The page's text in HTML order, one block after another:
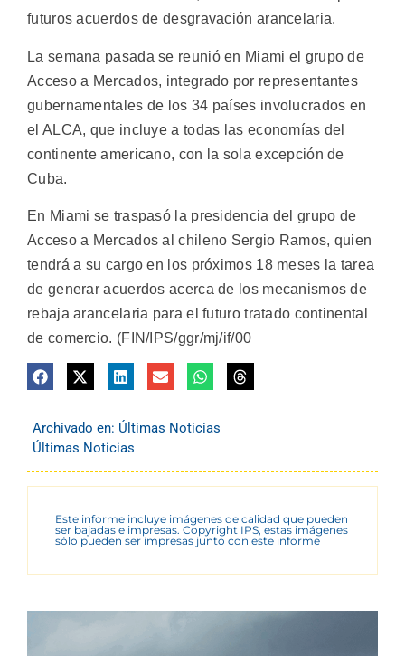
futuros acuerdos de desgravación arancelaria.
La semana pasada se reunió en Miami el grupo de
Acceso a Mercados, integrado por representantes
gubernamentales de los 34 países involucrados en
el ALCA, que incluye a todas las economías del
continente americano, con la sola excepción de
Cuba.
En Miami se traspasó la presidencia del grupo de
Acceso a Mercados al chileno Sergio Ramos, quien
tendrá a su cargo en los próximos 18 meses la tarea
de generar acuerdos acerca de los mecanismos de
rebaja arancelaria para el futuro tratado continental
de comercio. (FIN/IPS/ggr/mj/if/00
Archivado en: Últimas Noticias
Últimas Noticias
Este informe incluye imágenes de calidad que pueden
ser bajadas e impresas. Copyright IPS, estas imágenes
sólo pueden ser impresas junto con este informe